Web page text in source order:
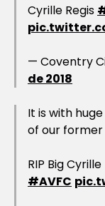
Cyrille Regis
— Coventry
de 2018
It is with
of our former
RIP Big
#AVFC